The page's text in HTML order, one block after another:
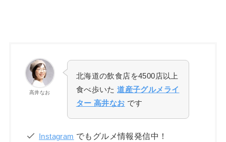
高井なお
北海道の飲食店を4500店以上
食べ歩いた道産子グルメライ
ター 高井なお です
Instagram でもグルメ情報発信中！